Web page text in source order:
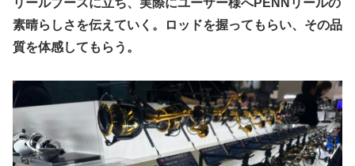
素晴らしさを伝えていく。ロッドを握ってもらい、その品
質を体感してもらう。